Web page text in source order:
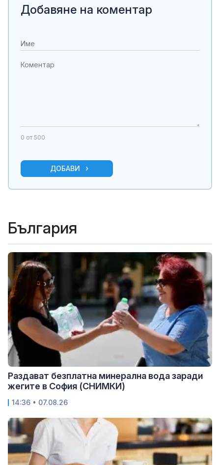
Добавяне на коментар
0 от 500
ДОБАВИ
България
Раздават безплатна минерална вода заради
жегите в София (СНИМКИ)
14:36 • 07.08.26